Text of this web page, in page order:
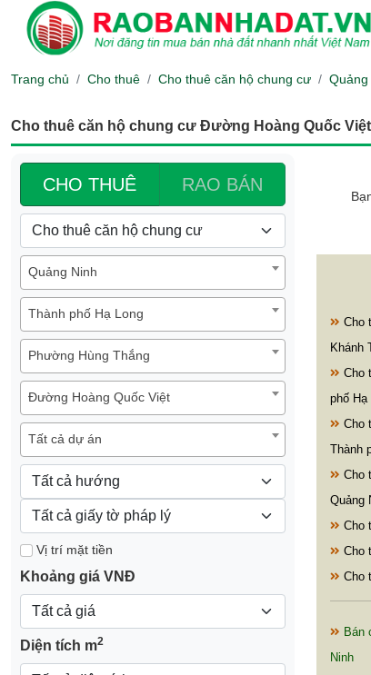
Trang chủ Cho thuê Cho thuê căn hộ chung cư Quảng
Cho thuê căn hộ chung cư Đường Hoàng Quốc
CHO THUÊ RAO BÁN
Quảng Ninh
Thành phố Hạ Long
Phường Hùng Thắng
Đường Hoàng Quốc Việt
Tất cả dự án
Vị trí mặt tiền
Khoảng giá VNĐ
Diện tích m2
Cho
Khánh
Cho
phố Hạ
Cho
Thành
Cho
Quảng
Cho
Cho
Cho
Bán
Ninh